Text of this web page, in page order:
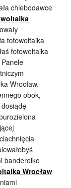
chlebodawce
fotowoltaika
fotowoltaika
Panele
Wrocław.
obok,
banderolko
Wrocław